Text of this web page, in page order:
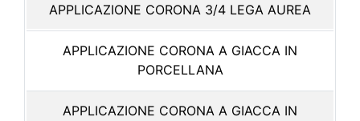
APPLICAZIONE CORONA 3/4 LEGA AUREA
APPLICAZIONE CORONA A GIACCA IN
PORCELLANA
APPLICAZIONE CORONA A GIACCA IN